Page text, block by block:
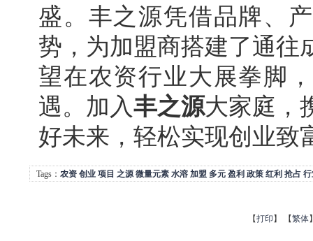
盛。丰之源凭借品牌、
势，为加盟商搭建了通往
望在农资行业大展拳脚
遇。加入丰之源大家庭，
好未来，轻松实现创业致
Tags： 农资 创业 项目 之源 微量元素 水溶 加盟 多元 盈利 政策 红利 抢占 行
【打印 】 【繁体